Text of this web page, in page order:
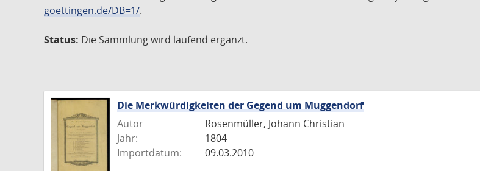
goettingen.de/DB=1/.
Status: Die Sammlung wird laufend ergänzt.
Die Merkwürdigkeiten der Gegend um Muggendorf
Autor
Rosenmüller, Johann Christian
Jahr:
1804
Importdatum:
09.03.2010